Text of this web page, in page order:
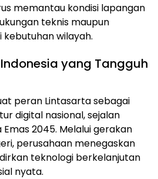
memantau kondisi lapangan
teknis maupun
kebutuhan wilayah.
yang Tangguh
peran Lintasarta sebagai
digital nasional, sejalan
2045. Melalui gerakan
perusahaan menegaskan
teknologi berkelanjutan
nyata.